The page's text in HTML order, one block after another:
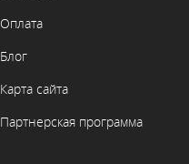
Оплата
Блог
Карта сайта
Партнерская программа